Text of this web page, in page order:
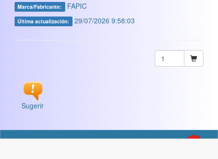
Marca/Fabricante: FAPIC
Última actualización: 29/07/2026 9:58:03
Sugerir